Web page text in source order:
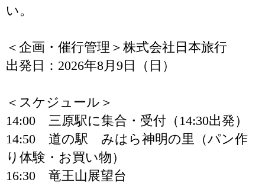
い。
＜企画・催行管理＞株式会社日本旅行
出発日：2026年8月9日（日）
＜スケジュール＞
14:00 三原駅に集合・受付（14:30出発）
14:50 道の駅 みはら神明の里（パン作
り体験・お買い物）
16:30 竜王山展望台